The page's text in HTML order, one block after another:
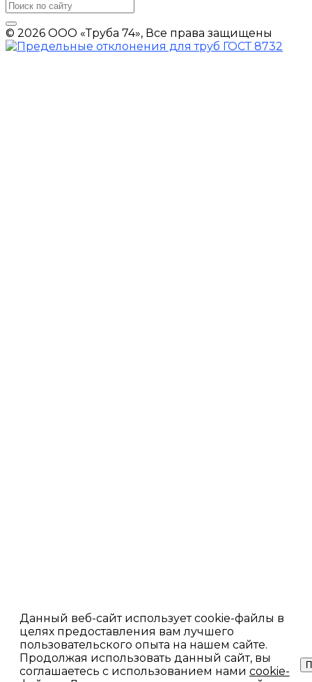
© 2026 ООО «Труба 74», Все права защищены
Данный веб-сайт использует cookie-файлы в
целях предоставления вам лучшего
пользовательского опыта на нашем сайте.
Продолжая использовать данный сайт, вы
соглашаетесь с использованием нами cookie-